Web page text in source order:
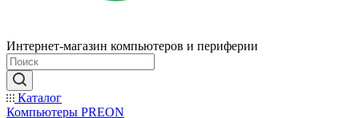
Интернет-магазин компьютеров и периферии
Каталог
Компьютеры PREON